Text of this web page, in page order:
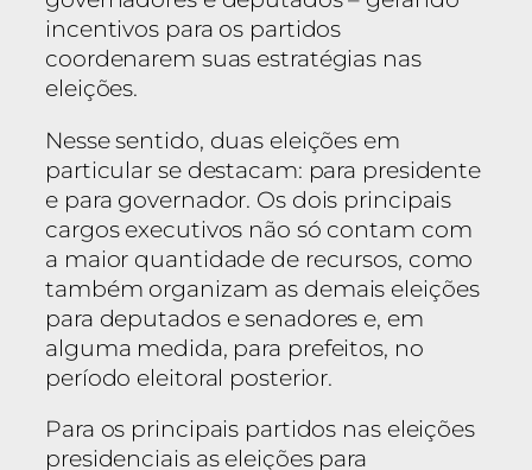
incentivos para os partidos
coordenarem suas estratégias nas
eleições.
Nesse sentido, duas eleições em
particular se destacam: para presidente
e para governador. Os dois principais
cargos executivos não só contam com
a maior quantidade de recursos, como
também organizam as demais eleições
para deputados e senadores e, em
alguma medida, para prefeitos, no
período eleitoral posterior.
Para os principais partidos nas eleições
presidenciais as eleições para